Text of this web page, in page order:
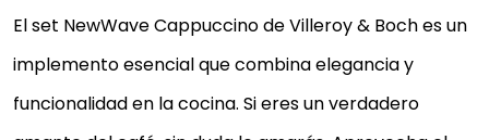
El set NewWave Cappuccino de Villeroy & Boch es un
implemento esencial que combina elegancia y
funcionalidad en la cocina. Si eres un verdadero